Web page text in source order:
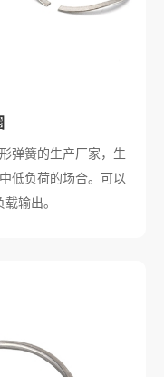
弹簧的生产厂家，生
低负荷的场合。可以
输出。